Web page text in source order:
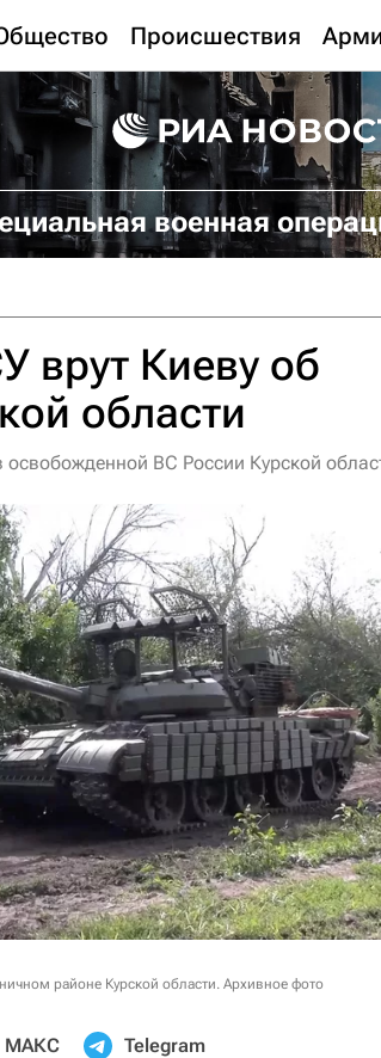
Происшествия
военная
врут Киеву об
области
ВС России Курской
районе Курской области. Архивное фото
МАКС Telegram